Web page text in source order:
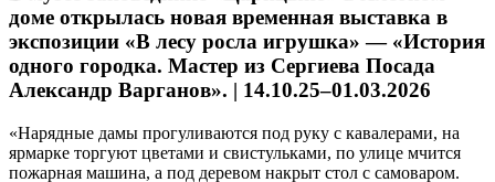
доме открылась новая временная выставка в
экспозиции «В лесу росла игрушка» — «История
одного городка. Мастер из Сергиева Посада
Александр Варганов». | 14.10.25–01.03.2026
«Нарядные дамы прогуливаются под руку с кавалерами, на
ярмарке торгуют цветами и свистульками, по улице мчится
пожарная машина, а под деревом накрыт стол с самоваром.